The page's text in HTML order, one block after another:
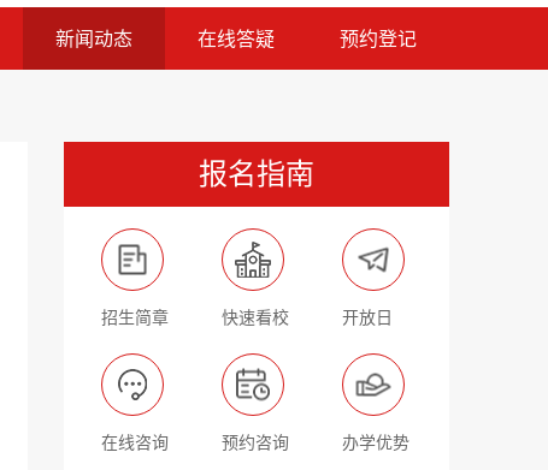
新闻动态 在线答疑 预约登记
报名指南
招生简章 快速看校 开放日
在线咨询 预约咨询 办学优势